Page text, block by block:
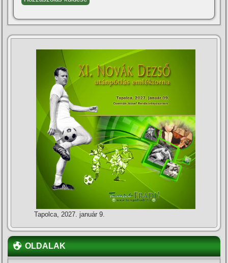
Tapolca, 2027. január 9.
OLDALAK